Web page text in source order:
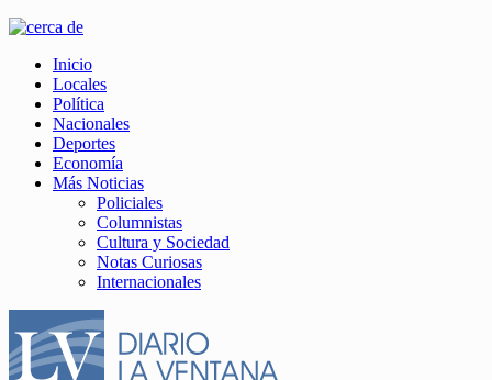
Inicio
Locales
Política
Nacionales
Deportes
Economía
Más Noticias
Policiales
Columnistas
Cultura y Sociedad
Notas Curiosas
Internacionales